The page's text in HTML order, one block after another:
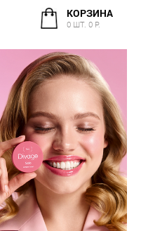
КОРЗИНА
0 ШТ. 0 Р.